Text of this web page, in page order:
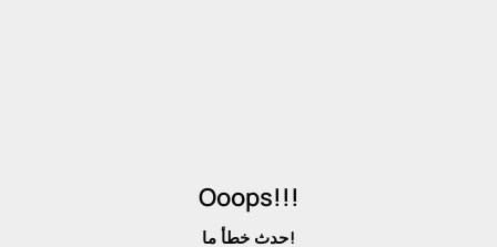
Ooops!!!
حدث خطأ ما!